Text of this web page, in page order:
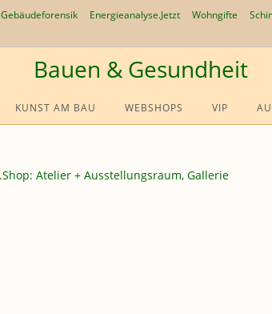
Gebäudeforensik Energieanalyse.Jetzt Wohngifte
Bauen & Gesundheit
KUNST AM BAU WEBSHOPS VIP